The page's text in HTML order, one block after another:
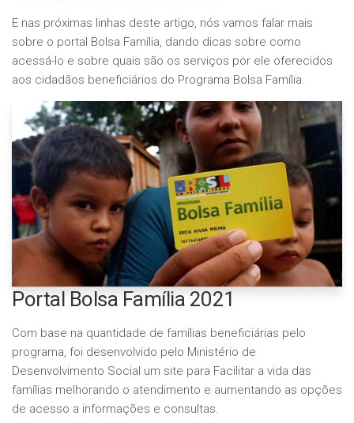
E nas próximas linhas deste artigo, nós vamos falar mais
sobre o portal Bolsa Família, dando dicas sobre como
acessá-lo e sobre quais são os serviços por ele oferecidos
aos cidadãos beneficiários do Programa Bolsa Família.
Portal Bolsa Família 2021
Com base na quantidade de famílias beneficiárias pelo
programa, foi desenvolvido pelo Ministério de
Desenvolvimento Social um site para Facilitar a vida das
famílias melhorando o atendimento e aumentando as opções
de acesso a informações e consultas.